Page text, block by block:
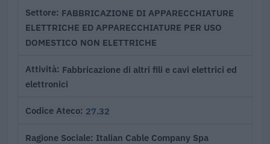
Settore FABBRICAZIONE DI APPARECCHIATURE
ELETTRICHE ED APPARECCHIATURE PER USO
DOMESTICO NON ELETTRICHE
Attività Fabbricazione di altri fili e cavi elettrici ed
elettronici
Codice Ateco 27.32
Ragione Sociale Italian Cable Company Spa